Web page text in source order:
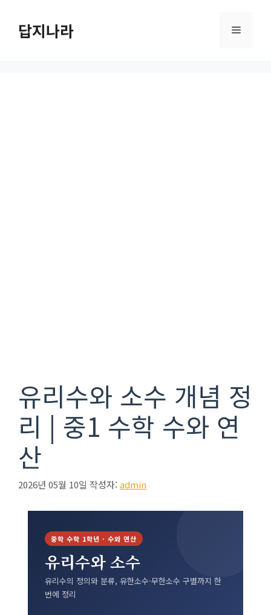
답지나라 메
유리수와 소수 개념 정
리 | 중1 수학 수와 연
산
2026년 05월 10일 작성자: admin
중학 수학 1학년 · 수와 연산
유리수와 소수
유리수의 정의와 분류, 유한소수·무한소수 구별까지 한
번에 정리